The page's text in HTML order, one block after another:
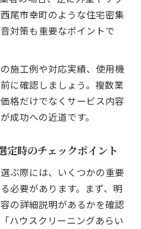
尾市幸町のような住宅密集
対策も重要なポイントで
施工例や対応実績、使用機
に確認しましょう。複数業
格だけでなくサービス内容
成功への近道です。
定時のチェックポイント
ぶ際には、いくつかの重要
必要があります。まず、明
の詳細説明があるかを確認
ハウスクリーニングあらい